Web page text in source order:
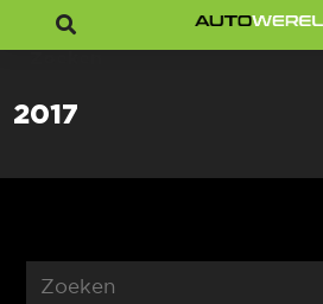
2017